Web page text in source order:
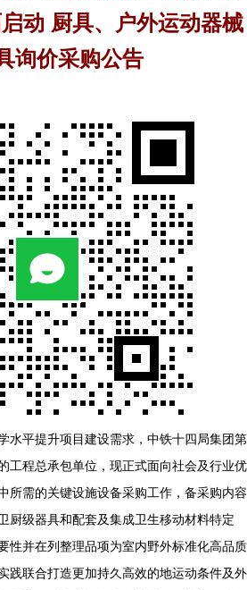
动 厨具、户外运动器械
询价采购公告
水平提升项目建设需求，中铁十四局集团第
工程总承包单位，现正式面向社会及行业优
所需的关键设施设备采购工作，备采购内容
厨级器具和配套及集成卫生移动材料特定
性并在列整理品项为室内野外标准化高品质
践联合打造更加持久高效的地运动条件及外